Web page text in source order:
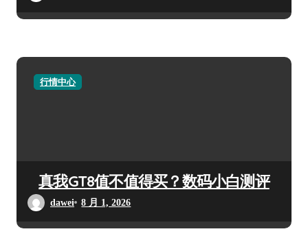
行情中心
真我GT8值不值得买？数码小白测评
dawei 8 月 1, 2026